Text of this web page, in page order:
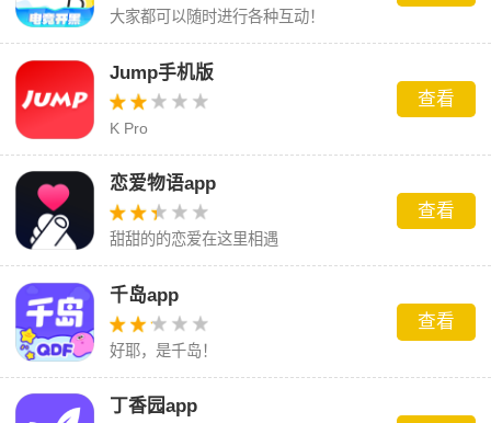
大家都可以随时进行各种互动！
Jump手机版
K Pro
查看
恋爱物语app
甜甜的的恋爱在这里相遇
查看
千岛app
好耶，是千岛！
查看
丁香园app